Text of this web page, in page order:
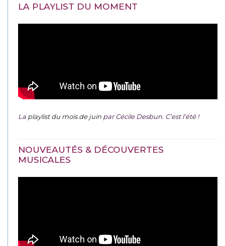
LA PLAYLIST DU MOMENT
La playlist du mois de juin par Cécile Desbun. C’est l’été !
NOUVEAUTÉS & DÉCOUVERTES
MUSICALES